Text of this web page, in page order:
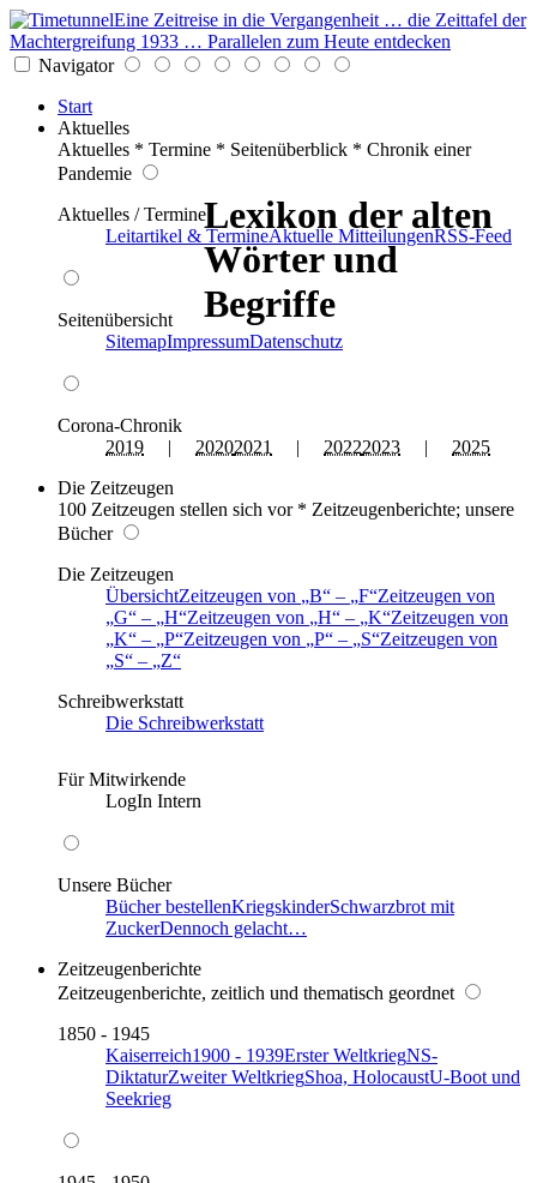
Eine Zeitreise in die Vergangenheit … die Zeittafel der
Machtergreifung 1933 … Parallelen zum Heute entdecken
Navigator
Start
Aktuelles
Aktuelles * Termine * Seitenüberblick * Chronik einer
Pandemie
Aktuelles / Termine
Leitartikel & TermineAktuelle MitteilungenRSS-Feed
Seitenübersicht
SitemapImpressumDatenschutz
Corona-Chronik
2019 | 20202021 | 20222023 | 2025
Die Zeitzeugen
100 Zeitzeugen stellen sich vor * Zeitzeugenberichte; unsere
Bücher
Die Zeitzeugen
ÜbersichtZeitzeugen von B – F Zeitzeugen von
G
– H Zeitzeugen von H – K Zeitzeugen von
K
– P Zeitzeugen von P – S Zeitzeugen von
S
–
Z
Schreibwerkstatt
Die Schreibwerkstatt
Für Mitwirkende
LogIn Intern
Unsere Bücher
Bücher bestellenKriegskinderSchwarzbrot mit
ZuckerDennoch gelacht…
Zeitzeugenberichte
Zeitzeugenberichte, zeitlich und thematisch geordnet
1850 - 1945
Kaiserreich1900 - 1939Erster WeltkriegNS-
DiktaturZweiter WeltkriegShoa, HolocaustU-Boot und
Seekrieg
Lexikon der alten
Wörter und
Begriffe